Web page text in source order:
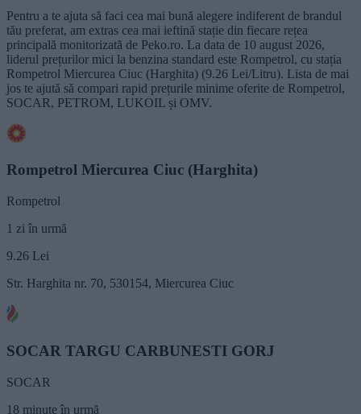
Pentru a te ajuta să faci cea mai bună alegere indiferent de brandul
tău preferat, am extras cea mai ieftină stație din fiecare rețea
principală monitorizată de Peko.ro. La data de 10 august 2026,
liderul prețurilor mici la benzina standard este Rompetrol, cu stația
Rompetrol Miercurea Ciuc (Harghita) (9.26 Lei/Litru). Lista de mai
jos te ajută să compari rapid prețurile minime oferite de Rompetrol,
SOCAR, PETROM, LUKOIL și OMV.
Rompetrol Miercurea Ciuc (Harghita)
Rompetrol
1 zi în urmă
9.26 Lei
Str. Harghita nr. 70, 530154, Miercurea Ciuc
SOCAR TARGU CARBUNESTI GORJ
SOCAR
18 minute în urmă